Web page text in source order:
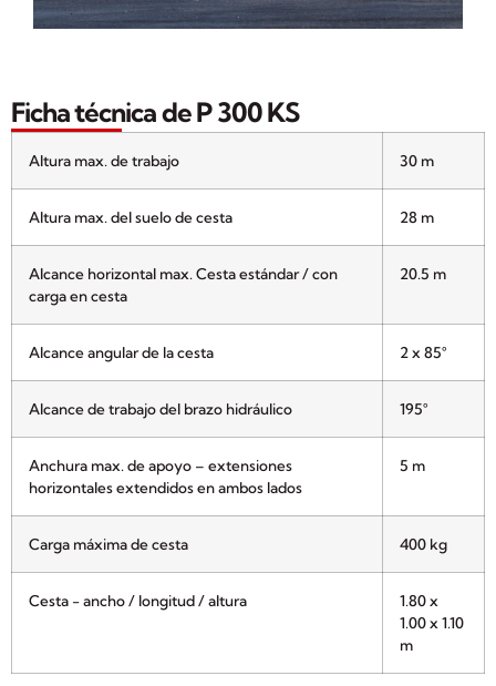
Ficha técnica de P 300 KS
Altura max. de trabajo 30 m
Altura max. del suelo de cesta 28 m
Alcance horizontal max. Cesta estándar / con
carga en cesta
20.5 m
Alcance angular de la cesta 2 x 85°
Alcance de trabajo del brazo hidráulico 195°
Anchura max. de apoyo – extensiones
horizontales extendidos en ambos lados
5 m
Carga máxima de cesta 400 kg
Cesta - ancho / longitud / altura
1.80 x
1.00 x 1.10
m